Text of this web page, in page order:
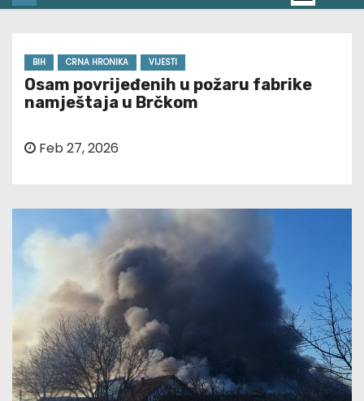
BIH CRNA HRONIKA VIJESTI
Osam povrijeđenih u požaru fabrike
namještaja u Brčkom
Feb 27, 2026